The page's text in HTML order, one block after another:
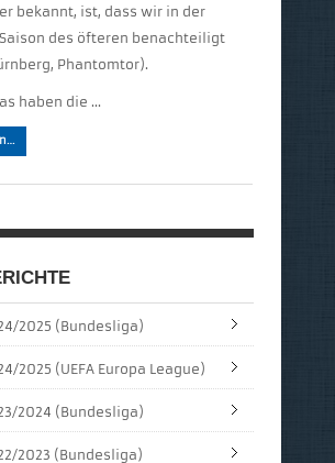
bekannt, ist, dass wir in der
des öfteren benachteiligt
Phantomtor).
haben die …
2025 (Bundesliga)
2025 (UEFA Europa League)
2024 (Bundesliga)
2023 (Bundesliga)